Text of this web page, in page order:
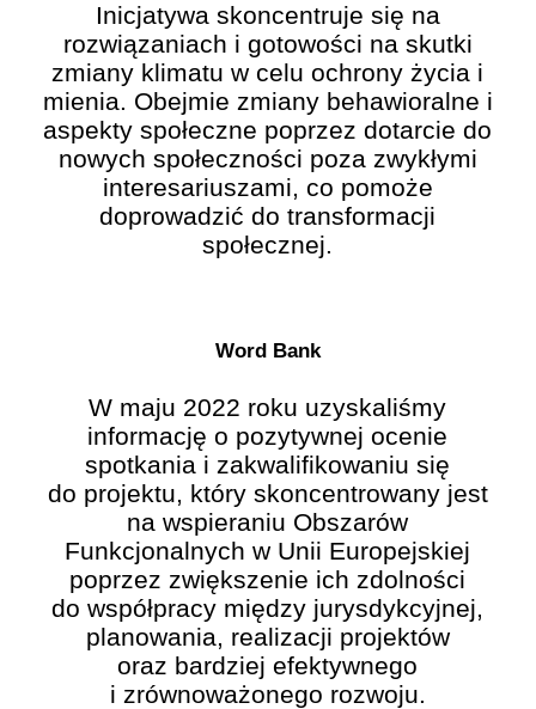
Inicjatywa skoncentruje się na
rozwiązaniach i gotowości na skutki
zmiany klimatu w celu ochrony życia i
mienia. Obejmie zmiany behawioralne i
aspekty społeczne poprzez dotarcie do
nowych społeczności poza zwykłymi
interesariuszami, co pomoże
doprowadzić do transformacji
społecznej.
Word Bank
W maju 2022 roku uzyskaliśmy
informację o pozytywnej ocenie
spotkania i zakwalifikowaniu się
do projektu, który skoncentrowany jest
na wspieraniu Obszarów
Funkcjonalnych w Unii Europejskiej
poprzez zwiększenie ich zdolności
do współpracy między jurysdykcyjnej,
planowania, realizacji projektów
oraz bardziej efektywnego
i zrównoważonego rozwoju.